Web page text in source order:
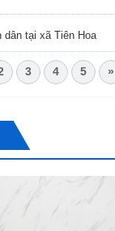
dân tại xã Tiên Hoa
3 4 5 »